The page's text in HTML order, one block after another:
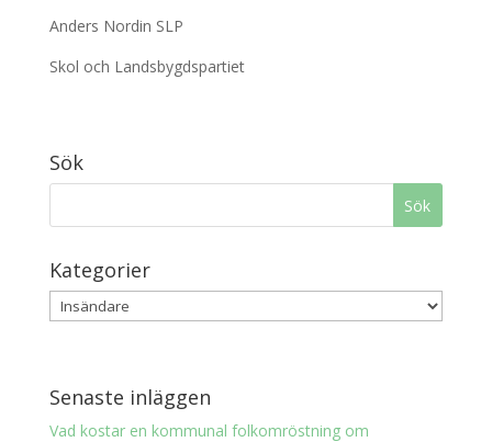
Anders Nordin SLP
Skol och Landsbygdspartiet
Sök
Kategorier
Senaste inläggen
Vad kostar en kommunal folkomröstning om